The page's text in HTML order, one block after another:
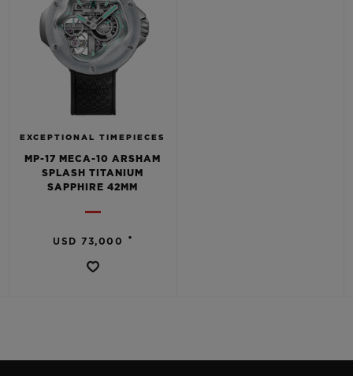
EXCEPTIONAL TIMEPIECES
MP-17 MECA-10 ARSHAM
SPLASH TITANIUM
SAPPHIRE 42MM
USD 73,000 •